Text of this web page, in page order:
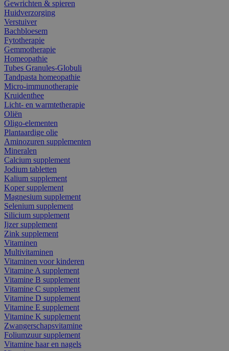
Gewrichten & spieren
Huidverzorging
Verstuiver
Bachbloesem
Fytotherapie
Gemmotherapie
Homeopathie
Tubes Granules-Globuli
Tandpasta homeopathie
Micro-immunotherapie
Kruidenthee
Licht- en warmtetherapie
Oliën
Oligo-elementen
Plantaardige olie
Aminozuren supplementen
Mineralen
Calcium supplement
Jodium tabletten
Kalium supplement
Koper supplement
Magnesium supplement
Selenium supplement
Silicium supplement
Ijzer supplement
Zink supplement
Vitaminen
Multivitaminen
Vitaminen voor kinderen
Vitamine A supplement
Vitamine B supplement
Vitamine C supplement
Vitamine D supplement
Vitamine E supplement
Vitamine K supplement
Zwangerschapsvitamine
Foliumzuur supplement
Vitamine haar en nagels